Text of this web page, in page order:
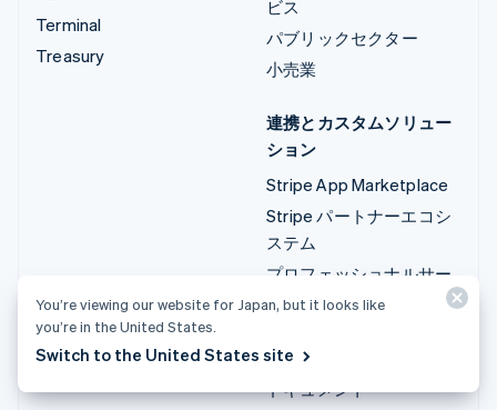
Terminal
Treasury
ビス
パブリックセクター
小売業
連携とカスタムソリュー
ション
Stripe App Marketplace
Stripe パートナーエコシ
ステム
プロフェッショナルサー
ビス
開発者
ドキュメント
You’re viewing our website for Japan, but it looks like
you’re in the United States.
Switch to the United States site